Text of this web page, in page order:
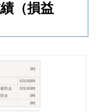
（損益